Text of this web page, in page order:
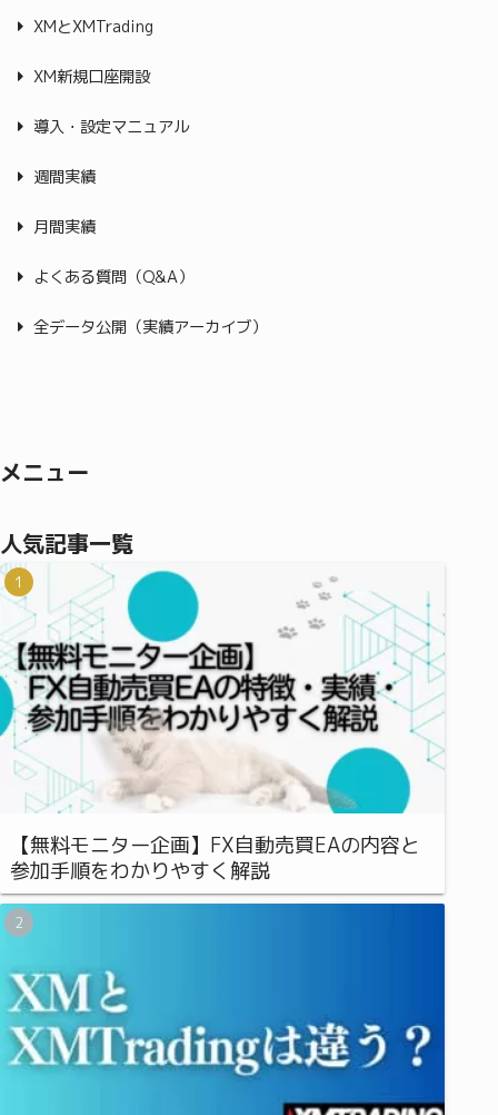
XMとXMTrading
XM新規口座開設
導入・設定マニュアル
週間実績
月間実績
よくある質問（Q&A）
全データ公開（実績アーカイブ）
メニュー
人気記事一覧
【無料モニター企画】FX自動売買EAの内容と
参加手順をわかりやすく解説